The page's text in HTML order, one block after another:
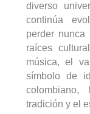
diverso
continúa
perder
raíces
música, el
símbolo de
tradición y el